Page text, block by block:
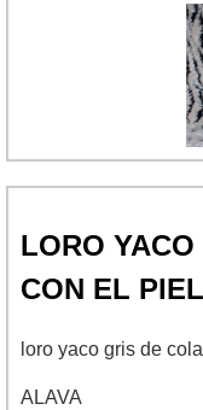
LORO
CON EL PIEL
loro yaco gris de
ALAVA